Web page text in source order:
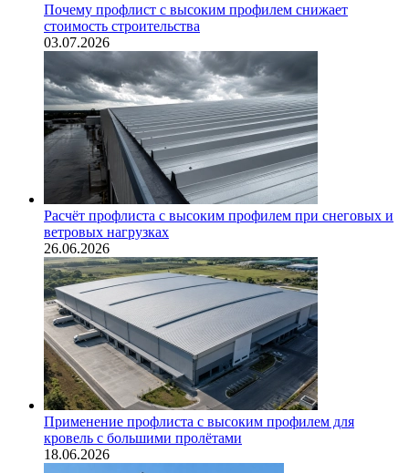
Почему профлист с высоким профилем снижает
стоимость строительства
03.07.2026
Расчёт профлиста с высоким профилем при снеговых и
ветровых нагрузках
26.06.2026
Применение профлиста с высоким профилем для
кровель с большими пролётами
18.06.2026